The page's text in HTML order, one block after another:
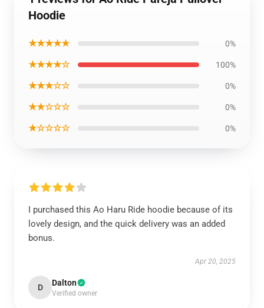
Hoodie
★★★★★ 0%
★★★★☆ 100%
★★★☆☆ 0%
★★☆☆☆ 0%
★☆☆☆☆ 0%
I purchased this Ao Haru Ride hoodie because of its
lovely design, and the quick delivery was an added
bonus.
Apr 20, 2025
D Dalton
Verified owner